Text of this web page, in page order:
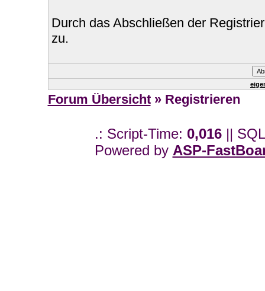
Durch das Abschließen der
zu.
Forum Übersicht» Registrieren
.: Script-Time: 0,016||
Powered by ASP-